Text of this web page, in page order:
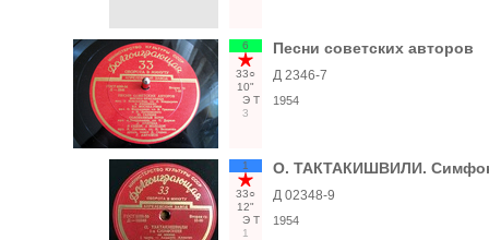
6
33○
10"
Э Т
3
Песни советских авторов
Д 2346-7
1954
1
33○
12"
Э Т
1
О. ТАКТАКИШВИЛИ.
Д 02348-9
1954